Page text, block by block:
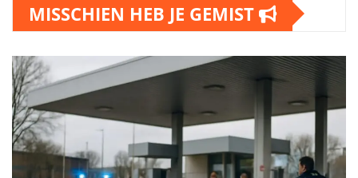
MISSCHIEN HEB JE GEMIST